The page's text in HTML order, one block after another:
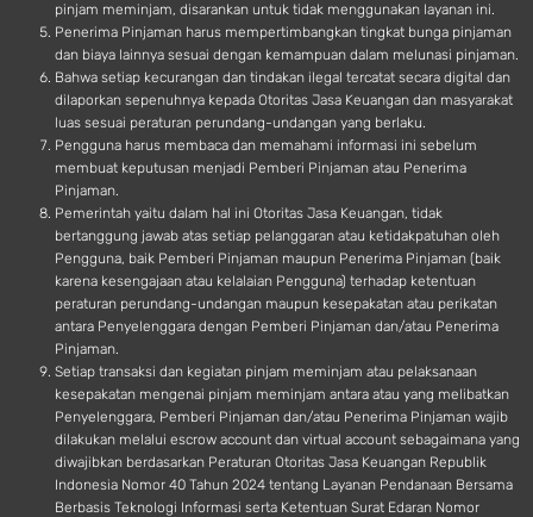
pinjam meminjam, disarankan untuk tidak menggunakan layanan ini.
Penerima Pinjaman harus mempertimbangkan tingkat bunga pinjaman
dan biaya lainnya sesuai dengan kemampuan dalam melunasi pinjaman.
Bahwa setiap kecurangan dan tindakan ilegal tercatat secara digital dan
dilaporkan sepenuhnya kepada Otoritas Jasa Keuangan dan masyarakat
luas sesuai peraturan perundang-undangan yang berlaku.
Pengguna harus membaca dan memahami informasi ini sebelum
membuat keputusan menjadi Pemberi Pinjaman atau Penerima
Pinjaman.
Pemerintah yaitu dalam hal ini Otoritas Jasa Keuangan, tidak
bertanggung jawab atas setiap pelanggaran atau ketidakpatuhan oleh
Pengguna, baik Pemberi Pinjaman maupun Penerima Pinjaman (baik
karena kesengajaan atau kelalaian Pengguna) terhadap ketentuan
peraturan perundang-undangan maupun kesepakatan atau perikatan
antara Penyelenggara dengan Pemberi Pinjaman dan/atau Penerima
Pinjaman.
Setiap transaksi dan kegiatan pinjam meminjam atau pelaksanaan
kesepakatan mengenai pinjam meminjam antara atau yang melibatkan
Penyelenggara, Pemberi Pinjaman dan/atau Penerima Pinjaman wajib
dilakukan melalui escrow account dan virtual account sebagaimana yang
diwajibkan berdasarkan Peraturan Otoritas Jasa Keuangan Republik
Indonesia Nomor 40 Tahun 2024 tentang Layanan Pendanaan Bersama
Berbasis Teknologi Informasi serta Ketentuan Surat Edaran Nomor